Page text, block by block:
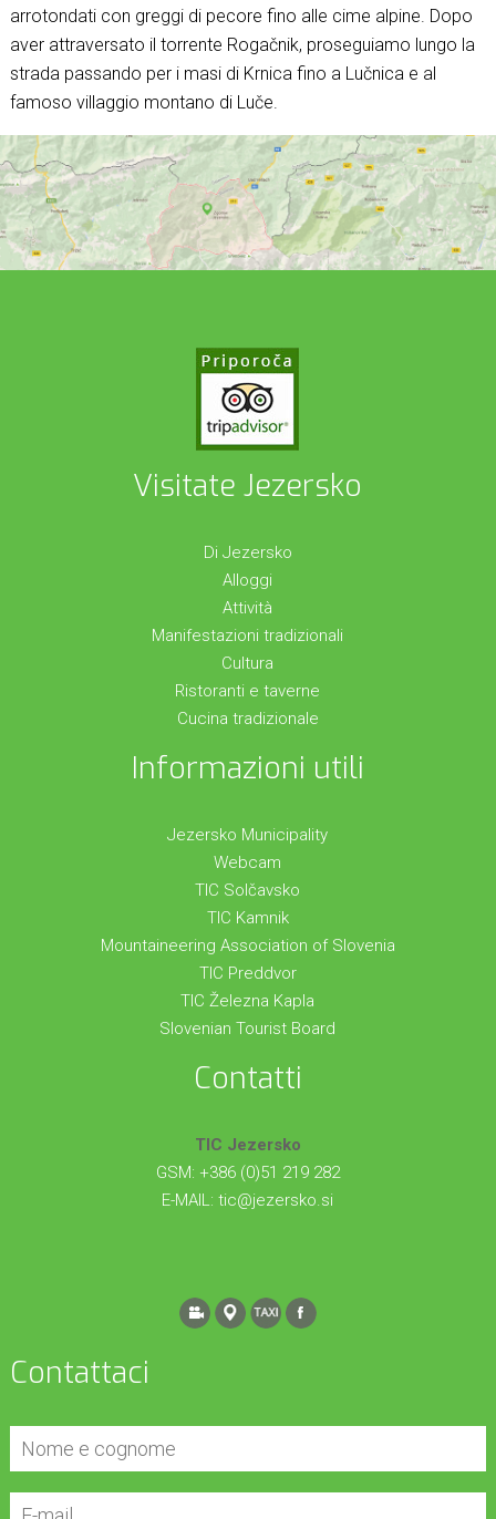
arrotondati con greggi di pecore fino alle cime alpine. Dopo
aver attraversato il torrente Rogačnik, proseguiamo lungo la
strada passando per i masi di Krnica fino a Lučnica e al
famoso villaggio montano di Luče.
Visitate Jezersko
Di Jezersko
Alloggi
Attività
Manifestazioni tradizionali
Cultura
Ristoranti e taverne
Cucina tradizionale
Informazioni utili
Jezersko Municipality
Webcam
TIC Solčavsko
TIC Kamnik
Mountaineering Association of Slovenia
TIC Preddvor
TIC Železna Kapla
Slovenian Tourist Board
Contatti
TIC Jezersko
GSM: +386 (0)51 219 282
E-MAIL:tic@jezersko.si
Contattaci